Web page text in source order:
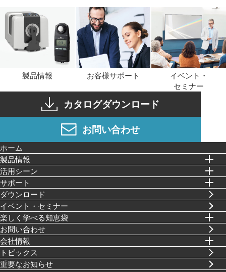
製品情報 お客様サポート
イベント・
セミナー
カタログダウンロード
お問い合わせ
ホーム
製品情報
活⽤シーン
イベント・セミナー
楽しく学べる知恵袋
サポート
お問い合わせ
ダウンロード
会社情報
トピックス
重要なお知らせ